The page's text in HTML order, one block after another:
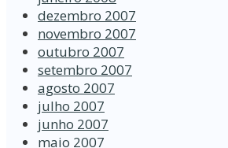
dezembro 2007
novembro 2007
outubro 2007
setembro 2007
agosto 2007
julho 2007
junho 2007
maio 2007